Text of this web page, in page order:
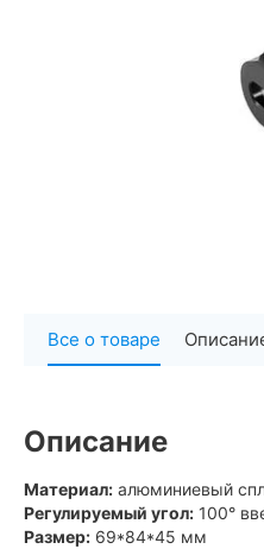
Все о товаре
Описание
Материал: алюминиевый
Регулируемый угол: 100°
Размер: 69*84*45 мм